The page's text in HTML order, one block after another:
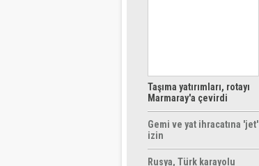
Taşıma yatırımları, rotayı
Marmaray'a çevirdi
Gemi ve yat ihracatına 'jet'
izin
Rusya, Türk karayolu